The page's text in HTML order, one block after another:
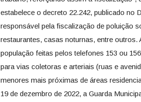
estabelece o decreto 22.242, publicado no
responsável pela fiscalização de poluição
restaurantes, casas noturnas, entre outros.
população feitas pelos telefones 153 ou
para vias coletoras e arteriais (ruas e
menores mais próximas de áreas
19 de dezembro de 2022, a Guarda